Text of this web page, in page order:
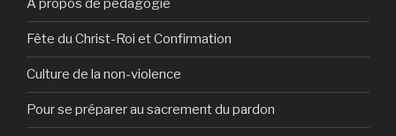
A propos de pédagogie
Fête du Christ-Roi et Confirmation
Culture de la non-violence
Pour se préparer au sacrement du pardon